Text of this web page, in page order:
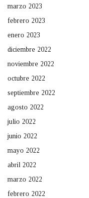
marzo 2023
febrero 2023
enero 2023
diciembre 2022
noviembre 2022
octubre 2022
septiembre 2022
agosto 2022
julio 2022
junio 2022
mayo 2022
abril 2022
marzo 2022
febrero 2022